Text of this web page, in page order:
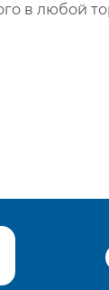
в любой